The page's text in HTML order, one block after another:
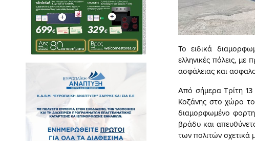
Το ειδικά
ελληνικές πόλεις,
ασφάλειας και
Από σήμερα Τρίτη
Κοζάνης στο χώρο
διαμορφωμένο
βράδυ και
των πολιτών σχετικά